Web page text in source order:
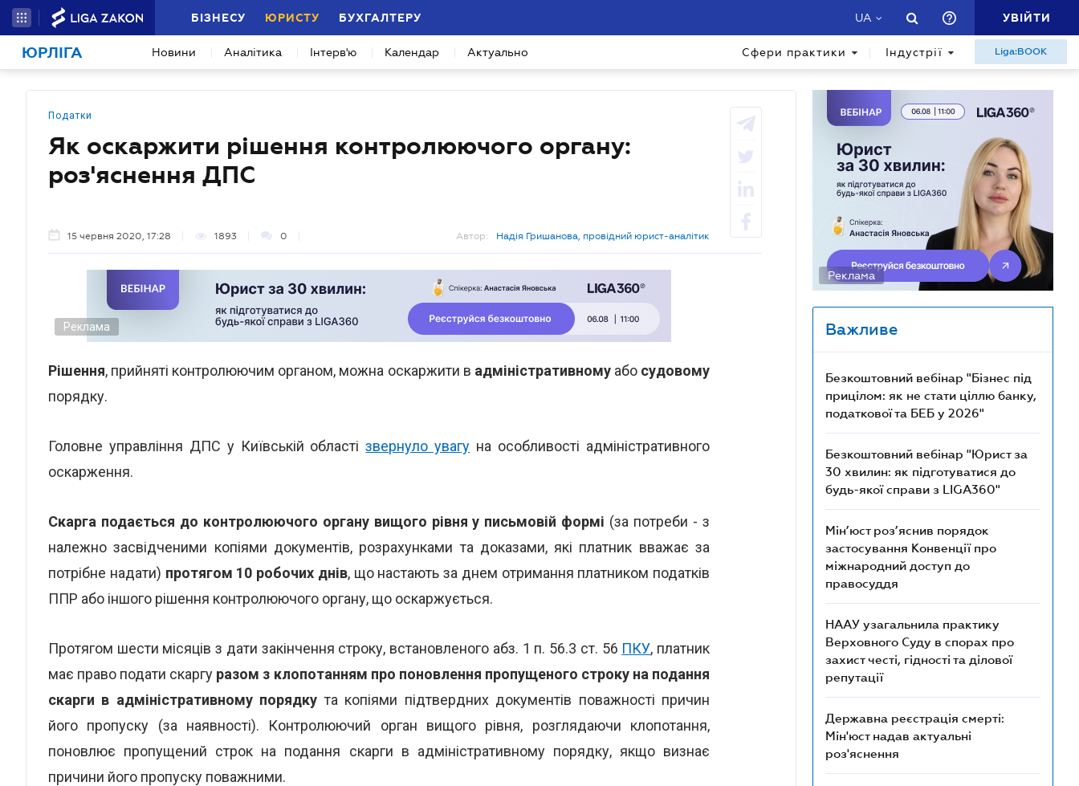
БІЗНЕСУ ЮРИСТУ БУХГАЛТЕРУ UA УВІЙТИ
ЮРЛІГА Новини Аналітика Інтерв'ю Календар Актуально Сфери практики Індустрії Liga:BOOK
Податки
Як оскаржити рішення контролюючого органу:
роз'яснення ДПС
15 червня 2020, 17:28 1893 0 Автор: Надія Гришанова, провідний юрист-аналітик
Реклама
Рішення, прийняті контролюючим органом, можна оскаржити в адміністративномуабо судовому
порядку.
Головне управління ДПС у Київській областізвернуло увагу на особливості адміністративного
оскарження.
Скарга подається до контролюючого органу вищого рівня у письмовій формі (за потреби - з
належно засвідченими копіями документів, розрахунками та доказами, які платник вважає за
потрібне надати) протягом 10 робочих днів, що настають за днем отримання платником податків
ППР або іншого рішення контролюючого органу, що оскаржується.
Протягом шести місяців з дати закінчення строку, встановленого абз. 1 п. 56.3 ст. 56 ПКУ, платник
має право подати скаргу разом з клопотанням про поновлення пропущеного строку на подання
скарги в адміністративному порядку та копіями підтвердних документів поважності причин
його пропуску (за наявності). Контролюючий орган вищого рівня, розглядаючи клопотання,
поновлює пропущений строк на подання скарги в адміністративному порядку, якщо визнає
причини його пропуску поважними.
Реклама
Важливе
Безкоштовний вебінар "Бізнес під
прицілом: як не стати ціллю банку,
податкової та БЕБ у 2026"
Безкоштовний вебінар "Юрист за
30 хвилин: як підготуватися до
будь-якої справи з LIGA360"
Мін’юст роз’яснив порядок
застосування Конвенції про
міжнародний доступ до
правосуддя
НААУ узагальнила практику
Верховного Суду в спорах про
захист честі, гідності та ділової
репутації
Державна реєстрація смерті:
Мін'юст надав актуальні
роз'яснення